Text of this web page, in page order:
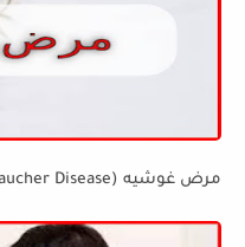
مرض غوشيه (Gaucher Disease)